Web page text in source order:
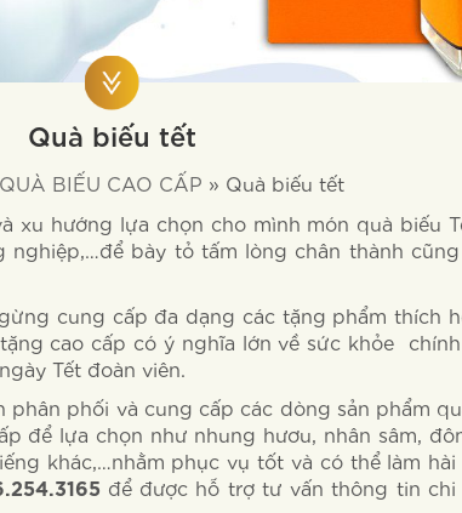
Quà biếu tết
QUÀ BIẾU CAO CẤP » Quà biếu tết
xu hướng lựa chọn cho mình món quà biếu
bày tỏ tấm lòng chân thành
cung cấp đa dạng các tặng phẩm thích
cao cấp có ý nghĩa lớn về sức khỏe
Tết đoàn viên.
phối và cung cấp các dòng sản phẩm
để lựa chọn như nhung hươu, nhân sâm,
khác,…nhằm phục vụ tốt và có thể làm
để được hỗ trợ tư vấn thông tin